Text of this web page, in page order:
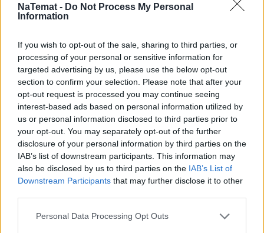
NaTemat - Do Not Process My Personal
Information
If you wish to opt-out of the sale, sharing to third parties, or
processing of your personal or sensitive information for
targeted advertising by us, please use the below opt-out
section to confirm your selection. Please note that after your
opt-out request is processed you may continue seeing
interest-based ads based on personal information utilized by
us or personal information disclosed to third parties prior to
your opt-out. You may separately opt-out of the further
disclosure of your personal information by third parties on the
IAB’s list of downstream participants. This information may
also be disclosed by us to third parties on the IAB’s List of
Downstream Participants that may further disclose it to other
Personal Data Processing Opt Outs
Według Marka Witulskiego, dyrektora Branż
Diagnostic Imaging i Advanced Therapies, Siemens
Healthineers, lekarze często nawet nie wiedzą, że już
pracują na algorytmach opartych o AI. Wykorzystują
po prostu narzędzia, które otrzymują.
REKLAMA